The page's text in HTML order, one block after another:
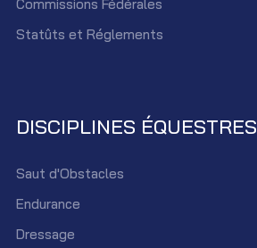
Commissions Fédérales
Statûts et Réglements
DISCIPLINES ÉQUESTRES
Saut d'Obstacles
Endurance
Dressage